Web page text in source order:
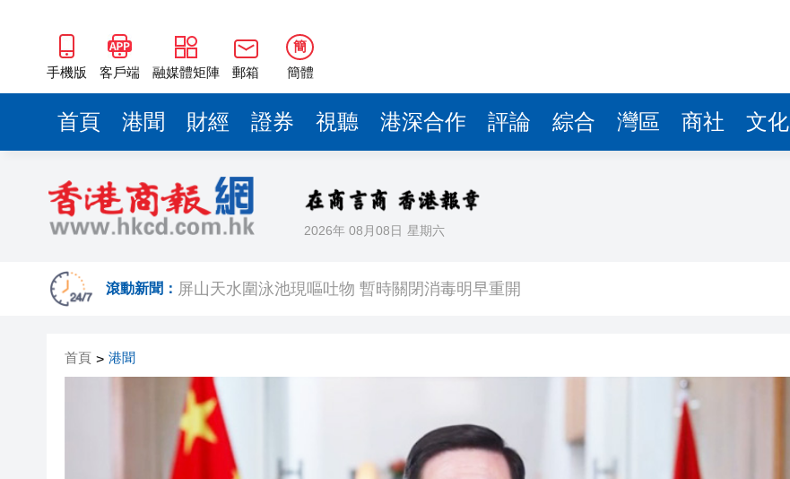
手機版 客戶端 融媒體矩陣 郵箱
簡
簡體
首頁 港聞 財經 證券 視聽 港深合作 評論 綜合 灣區 商社 文化
2026年 08月08日 星期六
滾動新聞： 屏山天水圍泳池現嘔吐物 暫時關閉消毒明早重開
風雨過後八桂安好｜桂港直航加持 廣西推出港澳遊客門票五折優惠力拓暑期入境市場
相約深圳，見證奇蹟 國際消費與出海服務雙輪驅動
港區人大代表團繼續考察安徽蕪湖 視察城市發展新舊面
首頁 > 港聞